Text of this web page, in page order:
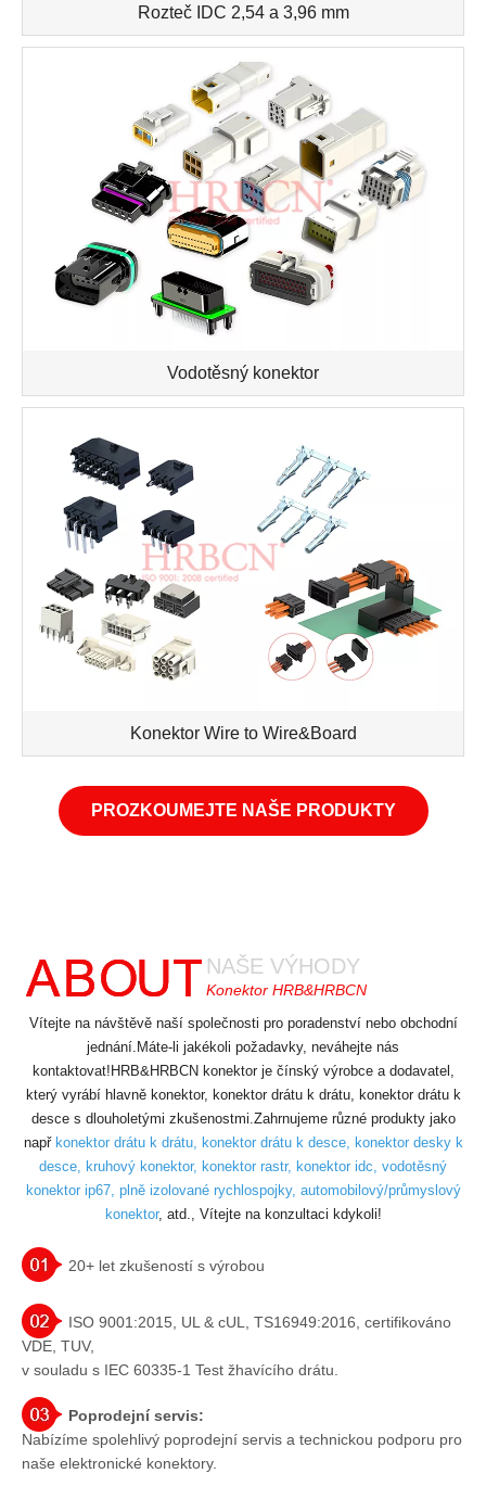
Rozteč IDC 2,54 a 3,96 mm
Vodotěsný konektor
Konektor Wire to Wire&Board
PROZKOUMEJTE NAŠE PRODUKTY
NAŠE VÝHODY
Konektor HRB&HRBCN
Vítejte na návštěvě naší společnosti pro poradenství nebo obchodní
jednání.Máte-li jakékoli požadavky, neváhejte nás
kontaktovat!HRB&HRBCN konektor je čínský výrobce a dodavatel,
který vyrábí hlavně konektor, konektor drátu k drátu, konektor drátu k
desce s dlouholetými zkušenostmi.Zahrnujeme různé produkty jako
např konektor drátu k drátu, konektor drátu k desce, konektor desky k
desce, kruhový konektor, konektor rastr, konektor idc, vodotěsný
konektor ip67, plně izolované rychlospojky, automobilový/průmyslový
konektor, atd., Vítejte na konzultaci kdykoli!
20+ let zkušeností s výrobou
ISO 9001:2015, UL & cUL, TS16949:2016, certifikováno
VDE, TUV,
v souladu s IEC 60335-1 Test žhavícího drátu.
Poprodejní servis:
Nabízíme spolehlivý poprodejní servis a technickou podporu pro
naše elektronické konektory.